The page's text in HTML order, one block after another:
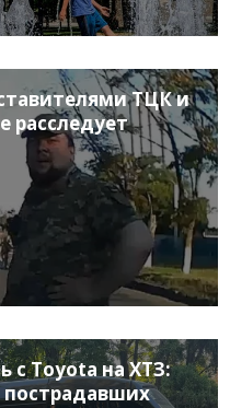
ТЦК и
расследует
с Toyota на ХТЗ:
пострадавших